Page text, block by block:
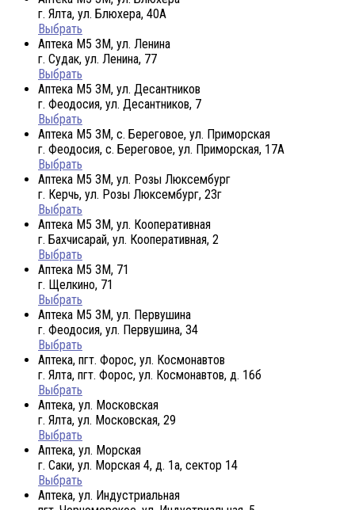
г. Ялта, ул. Блюхера, 40А
Выбрать
Аптека М5 3М, ул. Ленина
г. Судак, ул. Ленина, 77
Выбрать
Аптека М5 3М, ул. Десантников
г. Феодосия, ул. Десантников, 7
Выбрать
Аптека М5 3М, с. Береговое, ул. Приморская
г. Феодосия, с. Береговое, ул. Приморская, 17А
Выбрать
Аптека М5 3М, ул. Розы Люксембург
г. Керчь, ул. Розы Люксембург, 23г
Выбрать
Аптека М5 3М, ул. Кооперативная
г. Бахчисарай, ул. Кооперативная, 2
Выбрать
Аптека М5 3М, 71
г. Щелкино, 71
Выбрать
Аптека М5 3М, ул. Первушина
г. Феодосия, ул. Первушина, 34
Выбрать
Аптека, пгт. Форос, ул. Космонавтов
г. Ялта, пгт. Форос, ул. Космонавтов, д. 16б
Выбрать
Аптека, ул. Московская
г. Ялта, ул. Московская, 29
Выбрать
Аптека, ул. Морская
г. Саки, ул. Морская 4, д. 1а, сектор 14
Выбрать
Аптека, ул. Индустриальная